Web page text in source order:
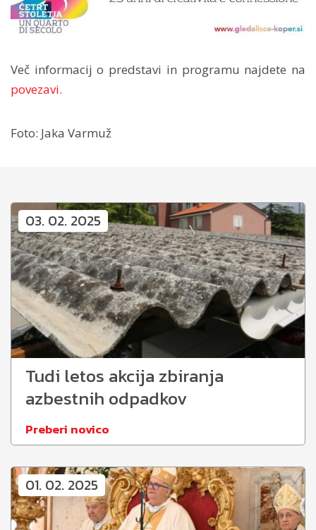
Več informacij o predstavi in programu najdete na
povezavi.
Foto: Jaka Varmuž
03. 02. 2025
Tudi letos akcija zbiranja
azbestnih odpadkov
Preberi novico
01. 02. 2025